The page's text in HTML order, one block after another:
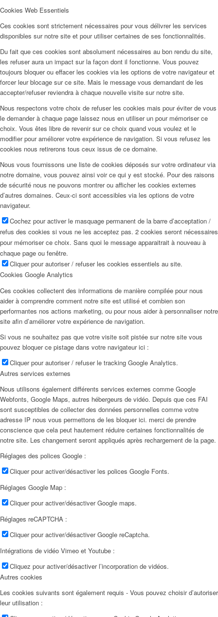
Cookies Web Essentiels
Ces cookies sont strictement nécessaires pour vous délivrer les services
disponibles sur notre site et pour utiliser certaines de ses fonctionnalités.
Du fait que ces cookies sont absolument nécessaires au bon rendu du site,
les refuser aura un impact sur la façon dont il fonctionne. Vous pouvez
toujours bloquer ou effacer les cookies via les options de votre navigateur et
forcer leur blocage sur ce site. Mais le message vous demandant de les
accepter/refuser reviendra à chaque nouvelle visite sur notre site.
Nous respectons votre choix de refuser les cookies mais pour éviter de vous
le demander à chaque page laissez nous en utiliser un pour mémoriser ce
choix. Vous êtes libre de revenir sur ce choix quand vous voulez et le
modifier pour améliorer votre expérience de navigation. Si vous refusez les
cookies nous retirerons tous ceux issus de ce domaine.
Nous vous fournissons une liste de cookies déposés sur votre ordinateur via
notre domaine, vous pouvez ainsi voir ce qui y est stocké. Pour des raisons
de sécurité nous ne pouvons montrer ou afficher les cookies externes
d’autres domaines. Ceux-ci sont accessibles via les options de votre
navigateur.
Cochez pour activer le masquage permanent de la barre d’acceptation /
refus des cookies si vous ne les acceptez pas. 2 cookies seront nécessaires
pour mémoriser ce choix. Sans quoi le message apparaitrait à nouveau à
chaque page ou fenêtre.
Cliquer pour autoriser / refuser les cookies essentiels au site.
Cookies Google Analytics
Ces cookies collectent des informations de manière compilée pour nous
aider à comprendre comment notre site est utilisé et combien son
performantes nos actions marketing, ou pour nous aider à personnaliser notre
site afin d’améliorer votre expérience de navigation.
Si vous ne souhaitez pas que votre visite soit pistée sur notre site vous
pouvez bloquer ce pistage dans votre navigateur ici :
Cliquer pour autoriser / refuser le tracking Google Analytics.
Autres services externes
Nous utilisons également différents services externes comme Google
Webfonts, Google Maps, autres hébergeurs de vidéo. Depuis que ces FAI
sont susceptibles de collecter des données personnelles comme votre
adresse IP nous vous permettons de les bloquer ici. merci de prendre
conscience que cela peut hautement réduire certaines fonctionnalités de
notre site. Les changement seront appliqués après rechargement de la page.
Réglages des polices Google :
Cliquer pour activer/désactiver les polices Google Fonts.
Réglages Google Map :
Cliquer pour activer/désactiver Google maps.
Réglages reCAPTCHA :
Cliquer pour activer/désactiver Google reCaptcha.
Intégrations de vidéo Vimeo et Youtube :
Cliquez pour activer/désactiver l’incorporation de vidéos.
Autres cookies
Les cookies suivants sont également requis - Vous pouvez choisir d’autoriser
leur utilisation :